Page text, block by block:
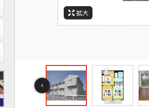
拡大
拡大
拡大
拡大
拡大
拡大
拡大
拡大
拡大
拡大
拡大
拡大
拡大
拡大
拡大
拡大
拡大
拡大
拡大
拡大
拡大